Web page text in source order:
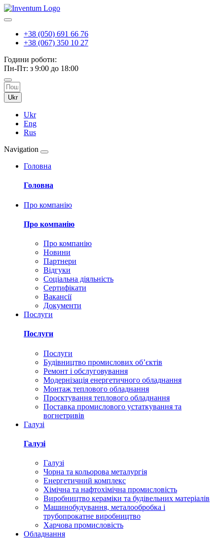
+38 (050) 691 66 76
+38 (067) 350 10 27
Години роботи:
Пн-Пт: з 9:00 до 18:00
Ukr
Ukr
Eng
Rus
Navigation
Головна
Головна
Про компанію
Про компанію
Про компанію
Новини
Партнери
Відгуки
Соціальна діяльність
Сертифікати
Вакансії
Документи
Послуги
Послуги
Послуги
Будівництво промислових обʼєктів
Ремонт і обслуговування
Модернізація енергетичного обладнання
Монтаж теплового обладнання
Проєктування теплового обладнання
Поставка промислового устаткування та
вогнетривів
Галузі
Галузі
Галузі
Чорна та кольорова металургія
Енергетичний комплекс
Хімічна та нафтохімічна промисловість
Виробництво кераміки та будівельних матеріалів
Машинобудування, металообробка і
трубопрокатне виробництво
Харчова промисловість
Обладнання